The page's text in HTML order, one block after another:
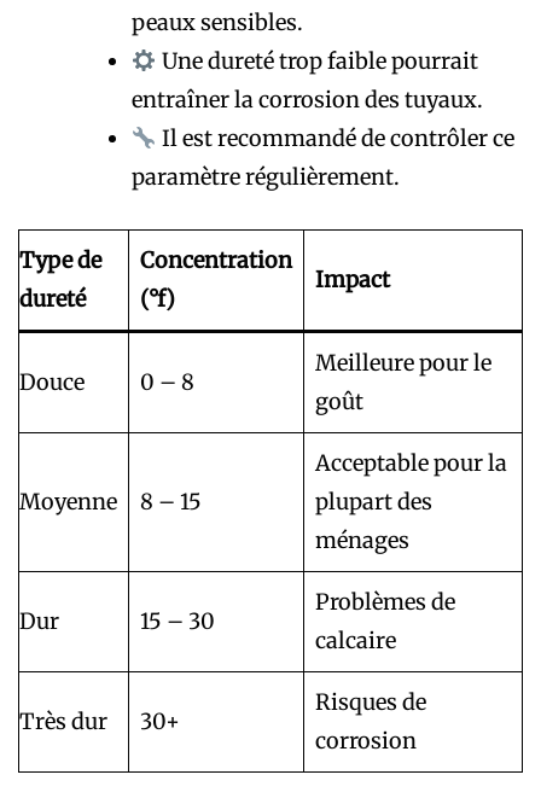
peaux sensibles.
Une dureté trop faible pourrait
entraîner la corrosion des tuyaux.
Il est recommandé de contrôler ce
paramètre régulièrement.
Type de
dureté
Concentration
(°f)
Impact
Douce 0 – 8
Meilleure pour le
goût
Moyenne 8 – 15
Acceptable pour la
plupart des
ménages
Dur 15 – 30
Problèmes de
calcaire
Très dur 30+
Risques de
corrosion